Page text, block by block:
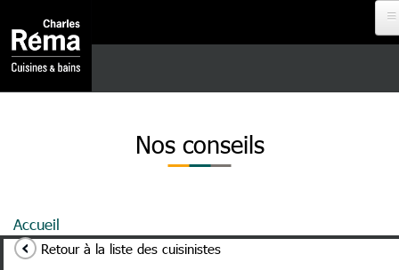
REVENDEUR
RDV EN
MAGASIN
Nos conseils
Fil d'Ariane
Accueil
Retour à la liste des cuisinistes